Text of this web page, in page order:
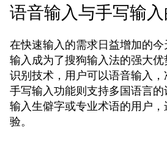
语音输入与手写输
在快速输入的需求日益增加的
输入成为了搜狗输入法的强大
识别技术，用户可以语音输入
手写输入功能则支持多国语言
输入生僻字或专业术语的用户
验。